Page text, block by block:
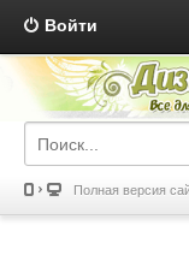
Войти
Полная версия